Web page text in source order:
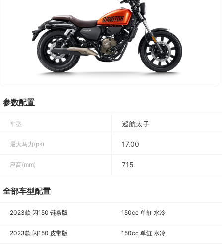
参数配置
车型 巡航太子
最大马力(ps) 17.00
座高(mm) 715
全部车型配置
2023款 闪150 链条版 150cc 单缸 水冷
2023款 闪150 皮带版 150cc 单缸 水冷